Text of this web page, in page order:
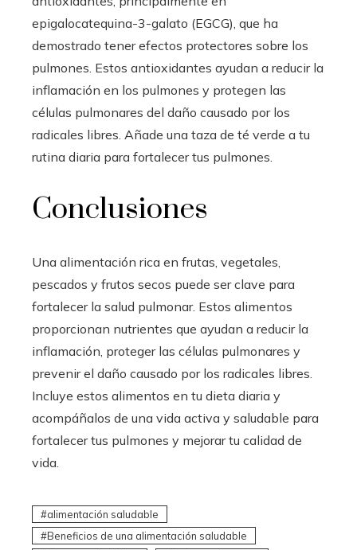
epigalocatequina-3-galato (EGCG), que ha
demostrado tener efectos protectores sobre los
pulmones. Estos antioxidantes ayudan a reducir la
inflamación en los pulmones y protegen las
células pulmonares del daño causado por los
radicales libres. Añade una taza de té verde a tu
rutina diaria para fortalecer tus pulmones.
Conclusiones
Una alimentación rica en frutas, vegetales,
pescados y frutos secos puede ser clave para
fortalecer la salud pulmonar. Estos alimentos
proporcionan nutrientes que ayudan a reducir la
inflamación, proteger las células pulmonares y
prevenir el daño causado por los radicales libres.
Incluye estos alimentos en tu dieta diaria y
acompáñalos de una vida activa y saludable para
fortalecer tus pulmones y mejorar tu calidad de
vida.
alimentación saludable
Beneficios de una alimentación saludable